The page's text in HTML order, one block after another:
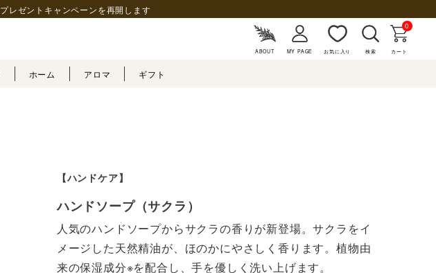
プレゼントキャンペーンを再開します
ABOUT MY PAGE お気に入り 検索
0
カート
ホーム アロマ ギフト
【ハンドケア】
ハンドソープ（サクラ）
人気のハンドソープからサクラの香りが新登場。サクラをイ
メージした天然精油が、ほのかにやさしく香ります。植物由